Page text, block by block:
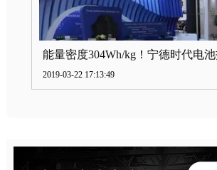
2019-03-22 17:13:49